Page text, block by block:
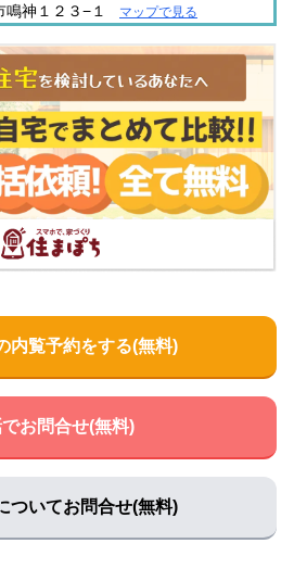
神１２３−１ マップで見る
塩屋６丁目２−７０ マップで見る
村病院
島橋東ノ丁１−１１ マップで見る
湊２丁目７−８ 有井医院 マップで見
病院
堀止西２丁目２−１４ 神谷医院
西仲間町１丁目３０
木ノ本９３番１ マップで見る
内覧予約をする(無料)
お問合せ(無料)
ついてお問合せ(無料)